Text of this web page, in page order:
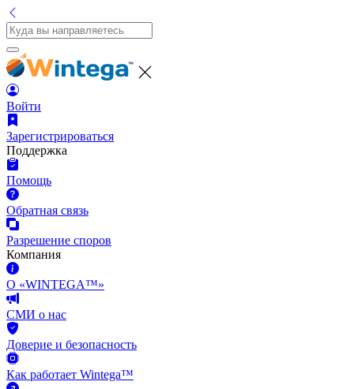
Войти
Зарегистрироваться
Поддержка
Помощь
Обратная связь
Разрешение споров
Компания
О «WINTEGA™»
СМИ о нас
Доверие и безопасность
Как работает Wintega™